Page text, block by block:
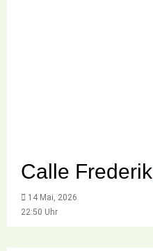
Calle Frederik
14 Mai, 2026
22:50 Uhr